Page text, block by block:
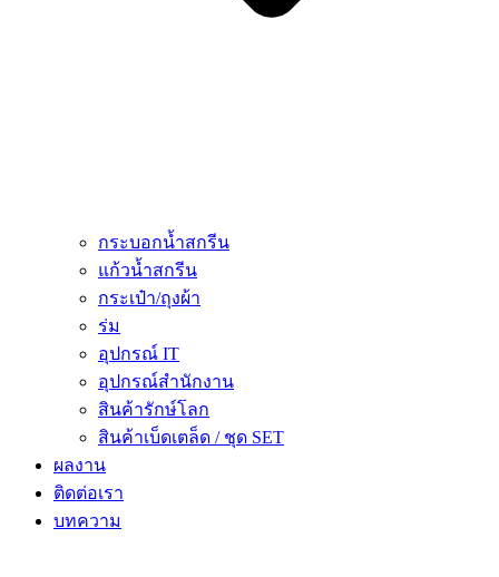
กระบอกน้ำสกรีน
แก้วน้ำสกรีน
กระเป๋า/ถุงผ้า
ร่ม
อุปกรณ์ IT
อุปกรณ์สำนักงาน
สินค้ารักษ์โลก
สินค้าเบ็ดเตล็ด / ชุด SET
ผลงาน
ติดต่อเรา
บทความ